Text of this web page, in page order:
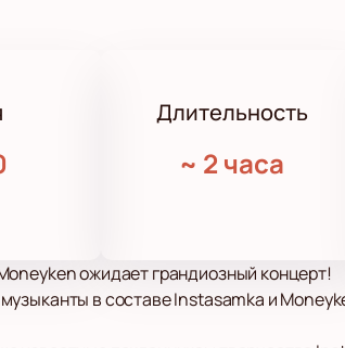
Длительность
~ 2 часа
ожидает грандиозный концерт!
в составе Instasamka и